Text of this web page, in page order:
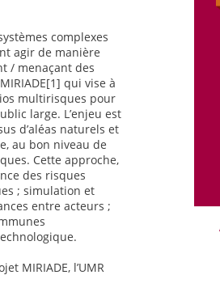
complexes
agir de manière
/ menaçant des
qui vise à
multirisques pour
large. L’enjeu est
d’aléas naturels et
au bon niveau de
Cette approche,
des risques
; simulation et
entre acteurs ;
MIRIADE, l’UMR